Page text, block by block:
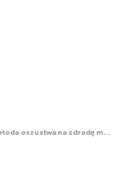
Nowa metoda oszustwa na zdradę małżonka